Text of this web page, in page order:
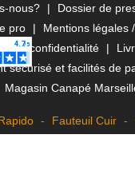
nous? Dossier de
pro
Mentions légales
de confidentialité
sécurisé et facilités de
Magasin Canapé
Fauteuil Cuir